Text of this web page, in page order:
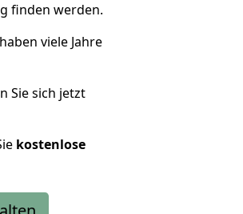
finden werden.
viele Jahre
Sie sich jetzt
kostenlose